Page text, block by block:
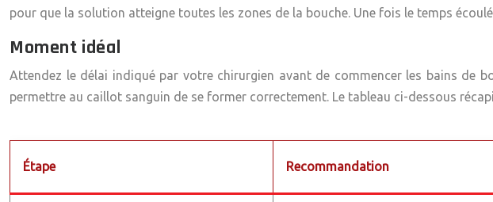
pour que la solution atteigne toutes les zones de la bouche. Une fois le temps
Moment idéal
Attendez le délai indiqué par votre chirurgien avant de commencer les bains de
permettre au caillot sanguin de se former correctement. Le tableau ci-dessous
Étape Recommandation